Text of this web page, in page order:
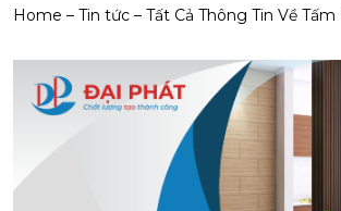
Home – Tin tức – Tất Cả Thông Tin Về